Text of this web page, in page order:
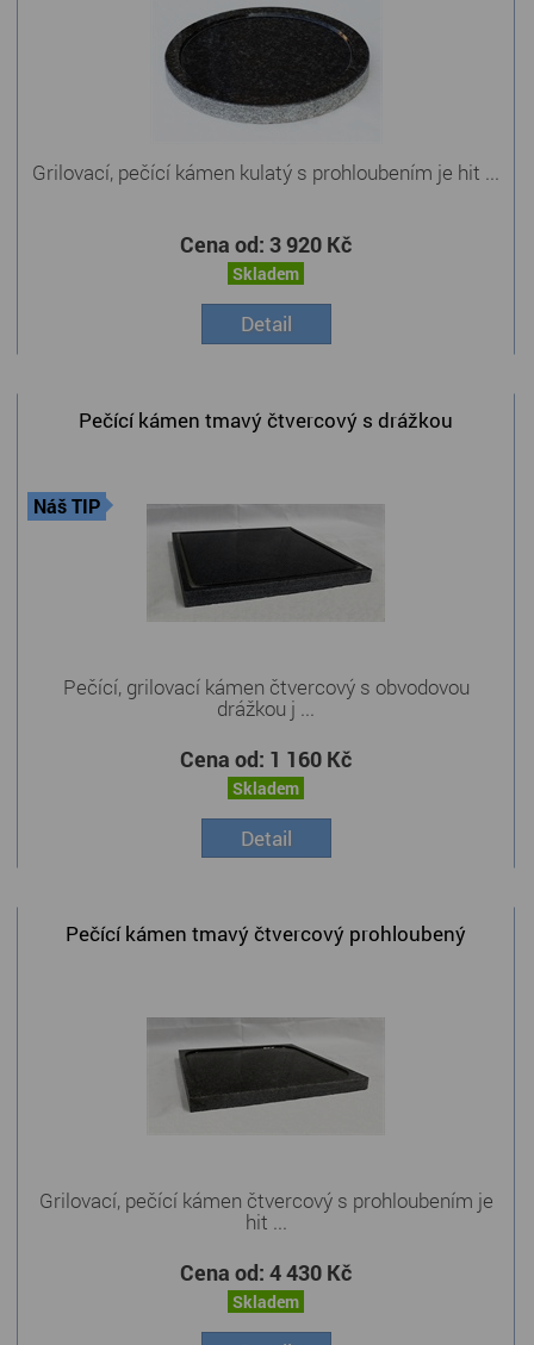
Grilovací, pečící kámen kulatý s prohloubením je hit ...
Cena od: 3 920 Kč
Skladem
Detail
Pečící kámen tmavý čtvercový s drážkou
Náš TIP
Pečící, grilovací kámen čtvercový s obvodovou
drážkou j ...
Cena od: 1 160 Kč
Skladem
Detail
Pečící kámen tmavý čtvercový prohloubený
Grilovací, pečící kámen čtvercový s prohloubením je
hit ...
Cena od: 4 430 Kč
Skladem